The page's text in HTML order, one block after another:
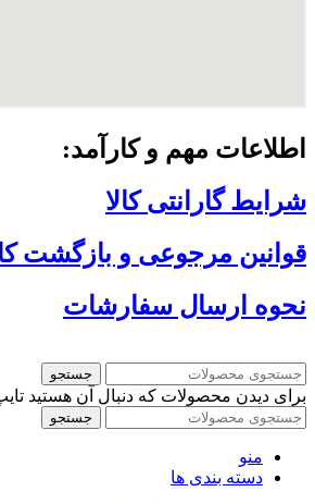
اطلاعات مهم و کارآمد:
شرایط گارانتی کالا
قوانین مرجوعی و بازگشت
نحوه ارسال سفارشات
جستجو
برای دیدن محصولات که دنبال آن هستید
جستجو
منو
دسته بندی ها